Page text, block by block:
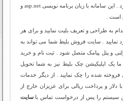
در آن خدمات بلیط فروشی انجام می گیرد . این سامانه با زبان برنامه نویسی asp.net و
به طراحی و تعریف بلیت نمایید و برای هر
نمایید . سایت فروش بلیط شما می تواند به
و پنل پیامک متصل شود . ثبت نام و خرید
یک اپلیکیشن چک بلیط نیز به شما تحویل
فروخته شده را چک نمایید . از دیگر خدمات
دلار و پرداخت ریالی برای عزیزان خارج از
سیستم را پس از درخواست تماس باسایت